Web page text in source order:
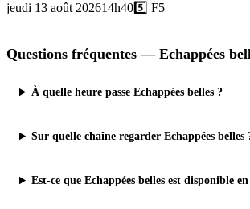
jeudi 13 août 202614h405️⃣ F5
Questions fréquentes — Echappées
À quelle heure passe Echappées belles ?
Sur quelle chaîne regarder Echappées belles
Est-ce que Echappées belles est disponible